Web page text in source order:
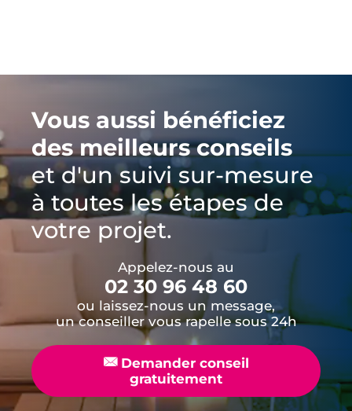
Vous aussi bénéficiez
des meilleurs conseils
et d'un suivi sur-mesure
à toutes les étapes de
votre projet.
Appelez-nous au
02 30 96 48 60
ou laissez-nous un message,
un conseiller vous rapelle sous 24h
📧Demander conseil
gratuitement